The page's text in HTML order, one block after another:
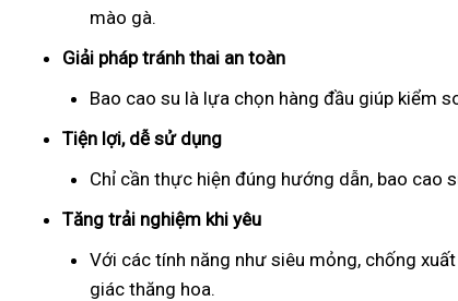
mào gà.
Giải pháp tránh thai an toàn
Bao cao su là lựa chọn hàng đầu giúp kiểm
Tiện lợi, dễ sử dụng
Chỉ cần thực hiện đúng hướng dẫn, bao cao
Tăng trải nghiệm khi yêu
Với các tính năng như siêu mỏng, chống
giác thăng hoa.